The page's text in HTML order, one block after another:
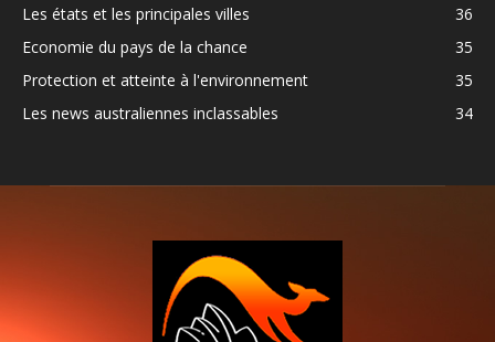
Les états et les principales villes
36
Economie du pays de la chance
35
Protection et atteinte à l'environnement
35
Les news australiennes inclassables
34